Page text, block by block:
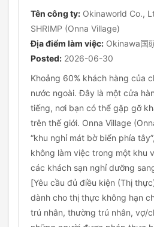
Tên công ty: Okinaworld Co.,
SHRIMP (Onna Village)
Địa điểm làm việc: Okinawa国
Posted: 2026-06-30
Khoảng 60% khách hàng của
nước ngoài. Đây là một cửa
tiếng, nơi bạn có thể gặp gỡ
trên thế giới. Onna Village
“khu nghỉ mát bờ biển phía
không làm việc trong một khu
các khách sạn nghỉ dưỡng
[Yêu cầu đủ điều kiện (Thị
dành cho thị thực không hạn
trú nhân, thường trú nhân, vợ/